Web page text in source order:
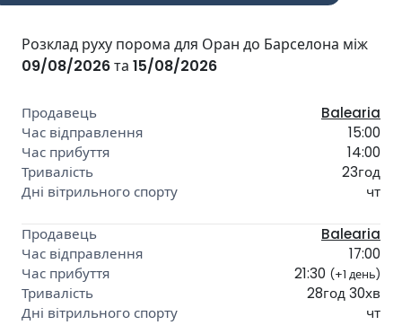
Розклад руху порома для Оран до Барселона між
09/08/2026та 15/08/2026
Balearia
15:00
14:00
23год
чт
Balearia
17:00
21:30 (+1 день)
28год 30хв
чт